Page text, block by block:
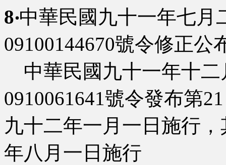
8‧中華民國九十一年七月
09100144670號令修正公
中華民國九十一年十二
0910061641號令發布第
九十二年一月一日施行
年八月一日施行